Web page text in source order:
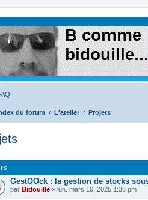
du forum L'atelier Projets
GestOOck : la gestion de stocks
par Bidouille » lun. mars 10, 2025 1:36 pm